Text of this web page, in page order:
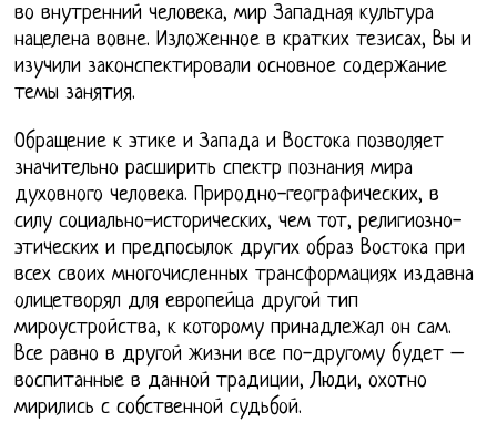
во внутренний человека, мир Западная культура
нацелена вовне. Изложенное в кратких тезисах, Вы и
изучили законспектировали основное содержание
темы занятия.
Обращение к этике и Запада и Востока позволяет
значительно расширить спектр познания мира
духовного человека. Природно-географических, в
силу социально-исторических, чем тот, религиозно-
этических и предпосылок других образ Востока при
всех своих многочисленных трансформациях издавна
олицетворял для европейца другой тип
мироустройства, к которому принадлежал он сам.
Все равно в другой жизни все по-другому будет –
воспитанные в данной традиции, Люди, охотно
мирились с собственной судьбой.